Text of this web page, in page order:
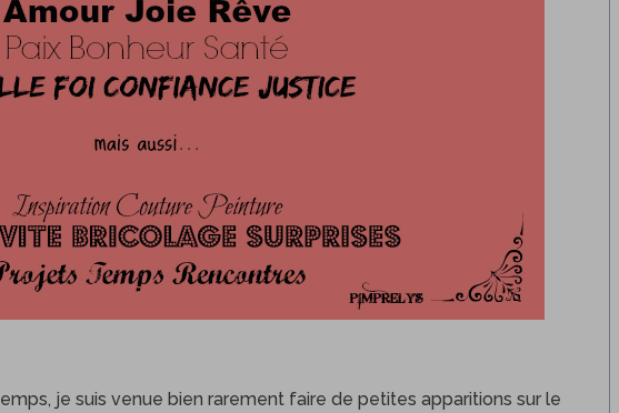
je suis venue bien rarement faire de petites apparitions sur le